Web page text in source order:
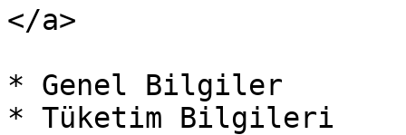
</a>
* Genel Bilgiler
* Tüketim Bilgileri